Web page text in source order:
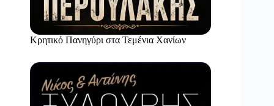
Κρητικό Πανηγύρι στα Τεμένια Χανίων